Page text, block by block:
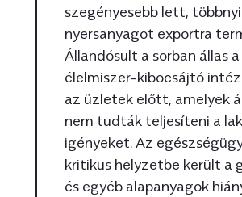
szegényesebb lett,
nyersanyagot exportra
Állandósult a sorban állas
élelmiszer-kibocsájtó
az üzletek előtt, amelyek
nem tudták teljesíteni a
igényeket. Az
kritikus helyzetbe került a
és egyéb alapanyagok